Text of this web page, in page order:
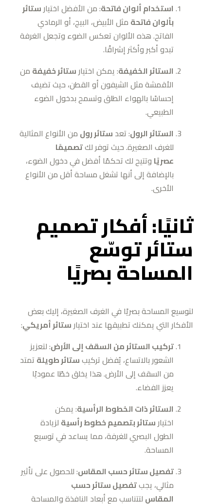
استخدام ألوان فاتحة: من الأفضل اختيار ستائر
بألوان فاتحة مثل الأبيض، البيج، أو الرمادي
الفاتح. هذه الألوان تعكس الضوء وتجعل الغرفة
تبدو أكبر وأكثر إشراقًا.
الستائر الخفيفة: يمكن اختيار ستائر خفيفة من
الأقمشة مثل الشيفون أو القطن، حيث تضيف
إحساسًا بالهواء الطلق وتسمح بدخول الضوء
الطبيعي.
الستائر الرول: تعد ستائر رول من الأنواع المثالية
للغرف الصغيرة. حيث توفر لكتصميمًا
عصريًا وتتيح لك تحكمًا أفضل في دخول الضوء،
بالإضافة إلى أنها تشغل مساحة أقل من الأنواع
الأخرى.
ثانيًا: أفكار تصميم
ستائر توسّع
المساحة بصريًا
لتوسيع المساحة بصريًا في الغرف الصغيرة، إليك بعض
الأفكار التي يمكنك تطبيقها عند اختيار ستائر أمريكي:
تركيب الستائر من السقف إلى الأرض: لتعزيز
الشعور بالاتساع، يُفضل تركيبستائر طويلة تمتد
من السقف إلى الأرض. هذا يخلق خطًا عموديًا
يعزز الفضاء.
الستائر ذات الخطوط الرأسية: يمكن
اختيار ستائر بتصميم خطوط رأسية لزيادة
الطول البصري للغرفة، مما يساعد في توسيع
المساحة.
تفصيل ستائر حسب المقاس: للحصول على تأثير
مثالي، يجبتفصيل ستائر حسب
المقاس لتتناسب مع أبعاد النافذة والمساحة